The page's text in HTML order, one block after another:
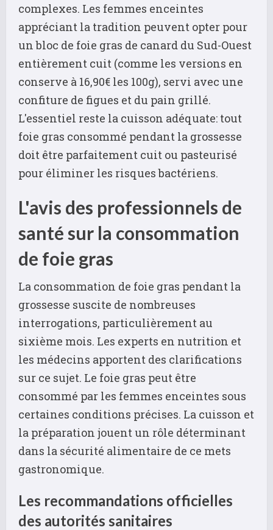
complexes. Les femmes enceintes
appréciant la tradition peuvent opter pour
un bloc de foie gras de canard du Sud-Ouest
entièrement cuit (comme les versions en
conserve à 16,90€ les 100g), servi avec une
confiture de figues et du pain grillé.
L'essentiel reste la cuisson adéquate: tout
foie gras consommé pendant la grossesse
doit être parfaitement cuit ou pasteurisé
pour éliminer les risques bactériens.
L'avis des professionnels de
santé sur la consommation
de foie gras
La consommation de foie gras pendant la
grossesse suscite de nombreuses
interrogations, particulièrement au
sixième mois. Les experts en nutrition et
les médecins apportent des clarifications
sur ce sujet. Le foie gras peut être
consommé par les femmes enceintes sous
certaines conditions précises. La cuisson et
la préparation jouent un rôle déterminant
dans la sécurité alimentaire de ce mets
gastronomique.
Les recommandations officielles
des autorités sanitaires